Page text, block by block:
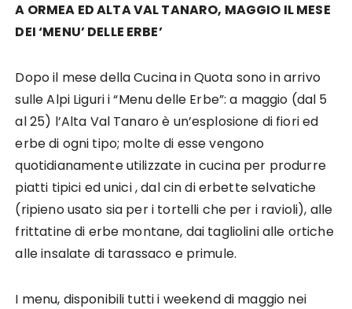
A ORMEA ED ALTA VAL TANARO, MAGGIO IL MESE
DEI ‘MENU’ DELLE ERBE’
Dopo il mese della Cucina in Quota sono in arrivo
sulle Alpi Liguri i “Menu delle Erbe”: a maggio (dal 5
al 25) l’Alta Val Tanaro è un’esplosione di fiori ed
erbe di ogni tipo; molte di esse vengono
quotidianamente utilizzate in cucina per produrre
piatti tipici ed unici , dal cin di erbette selvatiche
(ripieno usato sia per i tortelli che per i ravioli), alle
frittatine di erbe montane, dai tagliolini alle ortiche
alle insalate di tarassaco e primule.
I menu, disponibili tutti i weekend di maggio nei